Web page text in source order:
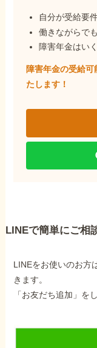
自分が受給要
働きながらで
障害年金はい
障害年金の受給
たします！
LINEで簡単にご相
LINEをお使いのお方
きます。
「お友だち追加」を